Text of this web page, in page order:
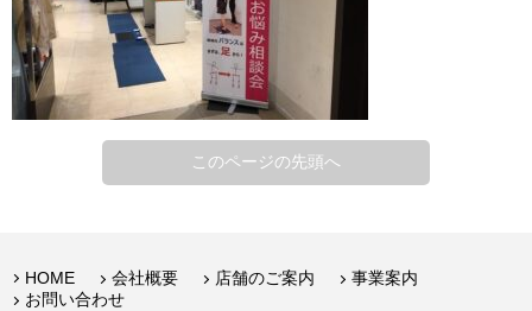
お問い合わせ
このページの先頭へ
HOME 会社概要 店舗のご案内
事業案内
お問い合わせ